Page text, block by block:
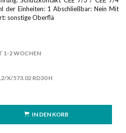
der Einheiten: 1 Abschließbar: Nein Mit
sonstige Oberflä
1-2 WOCHEN
X/573.02 RD30 H
IN DEN KORB